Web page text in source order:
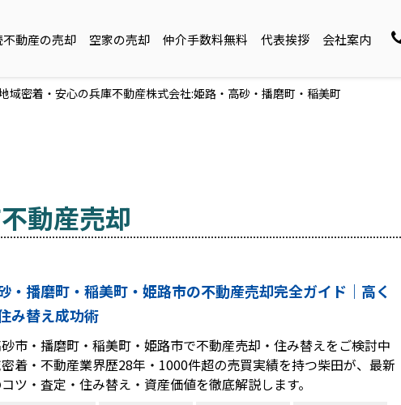
不動産の売却 空家の売却 仲介手数料無料 代表挨拶 会社案内
密着・安心の兵庫不動産株式会社:姫路・高砂・播磨町・稲美町
動産売却
・播磨町・稲美町・姫路市の不動産売却完全ガイド｜高く
み替え成功術
市・播磨町・稲美町・姫路市で不動産売却・住み替えをご検討中
着・不動産業界歴28年・1000件超の売買実績を持つ柴田が、最新
ツ・査定・住み替え・資産価値を徹底解説します。